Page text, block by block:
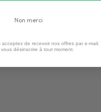
Non merci
acceptez de recevoir nos offres par e-mail.
désinscrire à tout moment.